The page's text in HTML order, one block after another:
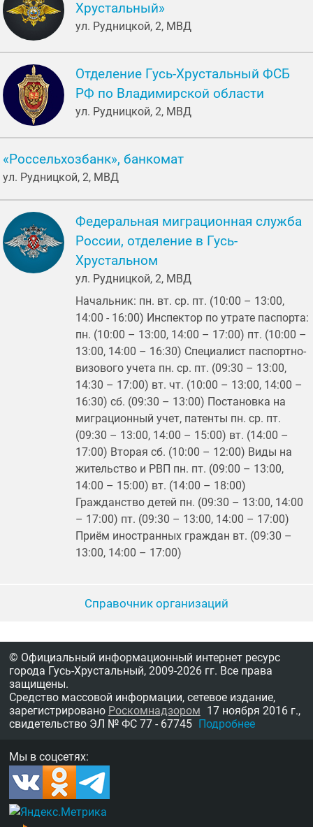
Хрустальный»
ул. Рудницкой, 2, МВД
Отделение Гусь-Хрустальный ФСБ
РФ по Владимирской области
ул. Рудницкой, 2, МВД
«Россельхозбанк», банкомат
ул. Рудницкой, 2, МВД
Федеральная миграционная служба
России, отделение в Гусь-
Хрустальном
ул. Рудницкой, 2, МВД
Начальник: пн. вт. ср. пт. (10:00 – 13:00,
14:00 - 16:00) Инспектор по утрате паспорта:
пн. (10:00 – 13:00, 14:00 – 17:00) пт. (10:00 –
13:00, 14:00 – 16:30) Специалист паспортно-
визового учета пн. ср. пт. (09:30 – 13:00,
14:30 – 17:00) вт. чт. (10:00 – 13:00, 14:00 –
16:30) сб. (09:30 – 13:00) Постановка на
миграционный учет, патенты пн. ср. пт.
(09:30 – 13:00, 14:00 – 15:00) вт. (14:00 –
17:00) Вторая сб. (10:00 – 12:00) Виды на
жительство и РВП пн. пт. (09:00 – 13:00,
14:00 – 15:00) вт. (14:00 – 18:00)
Гражданство детей пн. (09:30 – 13:00, 14:00
– 17:00) пт. (09:30 – 13:00, 14:00 – 17:00)
Приём иностранных граждан вт. (09:30 –
13:00, 14:00 – 17:00)
Справочник организаций
© Официальный информационный интернет ресурс
города Гусь-Хрустальный, 2009-2026 гг. Все права
защищены.
Средство массовой информации, сетевое издание,
зарегистрировано Роскомнадзором 17 ноября 2016 г.,
свидетельство ЭЛ № ФС 77 - 67745 Подробнее
Мы в соцсетях: